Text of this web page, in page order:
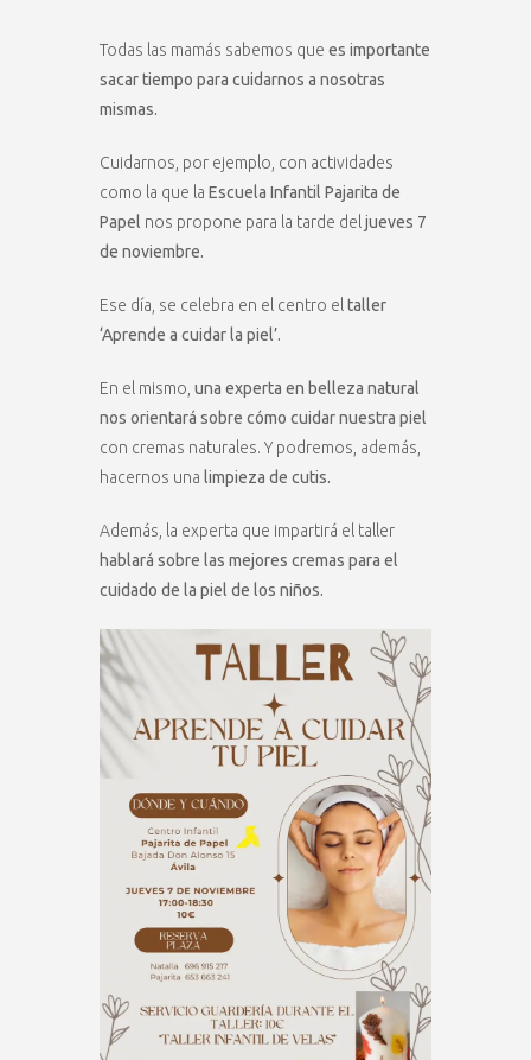
Todas las mamás sabemos que es importante
sacar tiempo para cuidarnos a nosotras
mismas.
Cuidarnos, por ejemplo, con actividades
como la que la Escuela Infantil Pajarita de
Papel nos propone para la tarde del jueves 7
de noviembre.
Ese día, se celebra en el centro el taller
‘Aprende a cuidar la piel’.
En el mismo, una experta en belleza natural
nos orientará sobre cómo cuidar nuestra piel
con cremas naturales. Y podremos, además,
hacernos una limpieza de cutis.
Además, la experta que impartirá el taller
hablará sobre las mejores cremas para el
cuidado de la piel de los niños.